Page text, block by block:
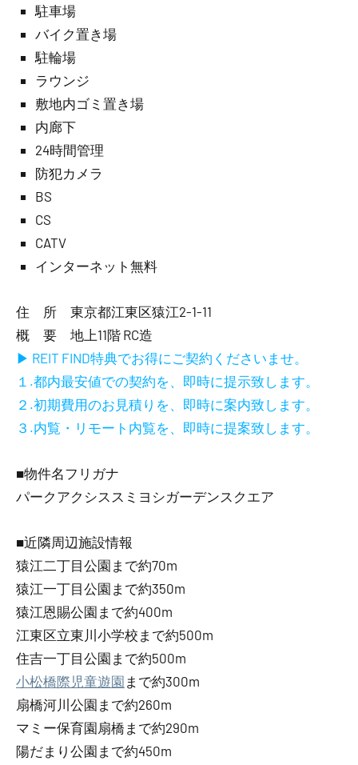
駐車場
バイク置き場
駐輪場
ラウンジ
敷地内ゴミ置き場
内廊下
24時間管理
防犯カメラ
BS
CS
CATV
インターネット無料
住 所 東京都江東区猿江2-1-11
概 要 地上11階 RC造
▶ REIT FIND特典でお得にご契約くださいませ。
１.都内最安値での契約を、即時に提示致します。
２.初期費用のお見積りを、即時に案内致します。
３.内覧・リモート内覧を、即時に提案致します。
■物件名フリガナ
パークアクシススミヨシガーデンスクエア
■近隣周辺施設情報
猿江二丁目公園まで約70m
猿江一丁目公園まで約350m
猿江恩賜公園まで約400m
江東区立東川小学校まで約500m
住吉一丁目公園まで約500m
小松橋際児童遊園 まで約300m
扇橋河川公園まで約260m
マミー保育園扇橋まで約290m
陽だまり公園まで約450m